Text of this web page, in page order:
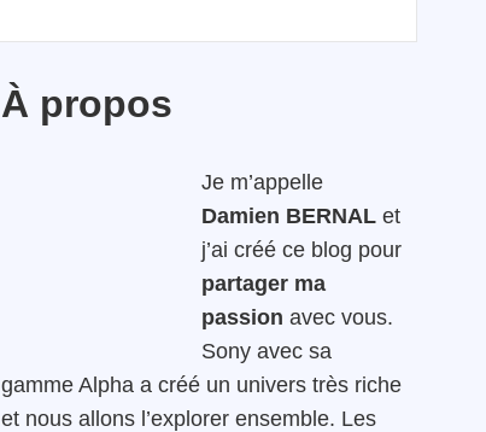
À propos
Je m’appelle
Damien BERNAL et
j’ai créé ce blog pour
partager ma
passion avec vous.
Sony avec sa
gamme Alpha a créé un univers très riche
et nous allons l’explorer ensemble. Les